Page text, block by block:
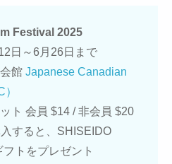
Festival 2025
日～6月26日まで
館 Japanese Canadian
ト 会員 $14 / 非会員 $20
すると、SHISEIDO
トをプレゼント